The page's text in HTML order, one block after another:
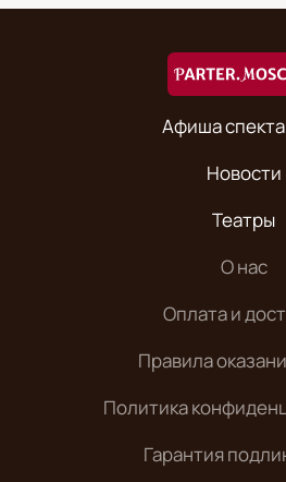
Афиша
Новости
Театры
О нас
Оплата и
Правила
Политика
Гарантия